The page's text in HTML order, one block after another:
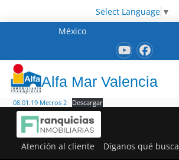
Select Language ▼
México
Alfa Mar Valencia
08.01.19 Metros 2 Descargar
Atención al cliente Díganos qué busca